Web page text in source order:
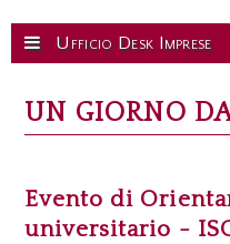
UN GIORNO
Evento di
universitario -
Ufficio Desk Imprese